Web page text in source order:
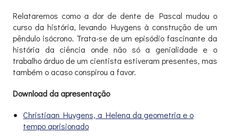
Relataremos como a dor de dente de Pascal mudou o
curso da história, levando Huygens à construção de um
pêndulo isócrono. Trata-se de um episódio fascinante da
história da ciência onde não só a genialidade e o
trabalho árduo de um cientista estiveram presentes, mas
também o acaso conspirou a favor.
Download da apresentação
Christiaan Huygens, a Helena da geometria e o
tempo aprisionado